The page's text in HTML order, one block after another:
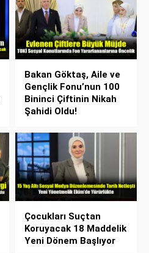
Bakan Göktaş, Aile ve
Gençlik Fonu’nun 100
Bininci Çiftinin Nikah
Şahidi Oldu!
Çocukları Suçtan
Koruyacak 18 Maddelik
Yeni Dönem Başlıyor